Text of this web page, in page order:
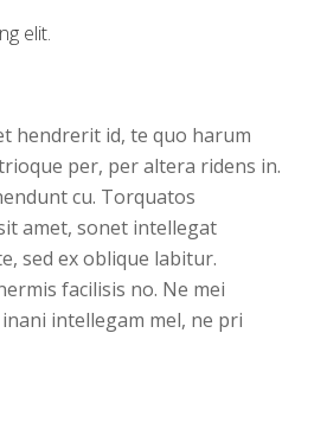
elit.
hendrerit id, te quo harum
per, per altera ridens in.
cu. Torquatos
amet, sonet intellegat
sed ex oblique labitur.
facilisis no. Ne mei
intellegam mel, ne pri